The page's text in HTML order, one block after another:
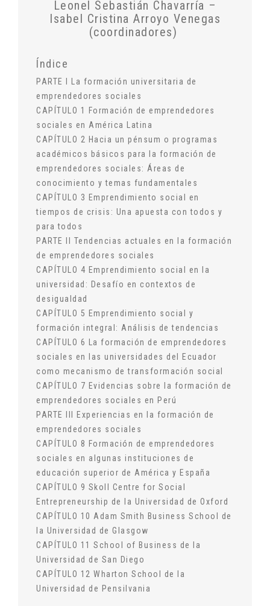
Leonel Sebastián Chavarría –
Isabel Cristina Arroyo Venegas
(coordinadores)
Índice
PARTE I La formación universitaria de
emprendedores sociales
CAPÍTULO 1 Formación de emprendedores
sociales en América Latina
CAPÍTULO 2 Hacia un pénsum o programas
académicos básicos para la formación de
emprendedores sociales: Áreas de
conocimiento y temas fundamentales
CAPÍTULO 3 Emprendimiento social en
tiempos de crisis: Una apuesta con todos y
para todos
PARTE II Tendencias actuales en la formación
de emprendedores sociales
CAPÍTULO 4 Emprendimiento social en la
universidad: Desafío en contextos de
desigualdad
CAPÍTULO 5 Emprendimiento social y
formación integral: Análisis de tendencias
CAPÍTULO 6 La formación de emprendedores
sociales en las universidades del Ecuador
como mecanismo de transformación social
CAPÍTULO 7 Evidencias sobre la formación de
emprendedores sociales en Perú
PARTE III Experiencias en la formación de
emprendedores sociales
CAPÍTULO 8 Formación de emprendedores
sociales en algunas instituciones de
educación superior de América y España
CAPÍTULO 9 Skoll Centre for Social
Entrepreneurship de la Universidad de Oxford
CAPÍTULO 10 Adam Smith Business School de
la Universidad de Glasgow
CAPÍTULO 11 School of Business de la
Universidad de San Diego
CAPÍTULO 12 Wharton School de la
Universidad de Pensilvania